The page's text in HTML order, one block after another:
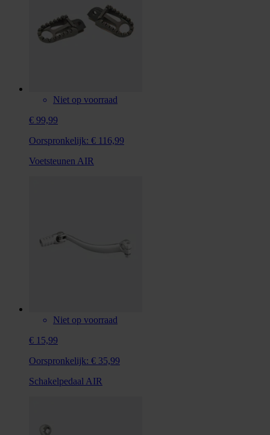
Niet op voorraad
€ 99,99
Oorspronkelijk: € 116,99
Voetsteunen AIR
Niet op voorraad
€ 15,99
Oorspronkelijk: € 35,99
Schakelpedaal AIR